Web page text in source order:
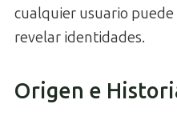
cualquier usuario
revelar identidades.
Origen e